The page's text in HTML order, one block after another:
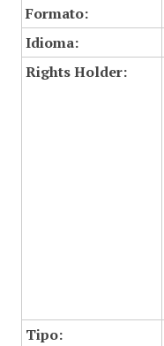
Formato:
Idioma:
Rights Holder:
Tipo: